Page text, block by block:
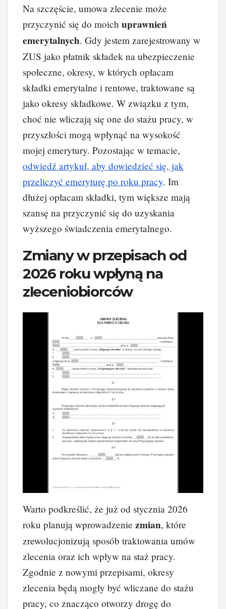
Na szczęście, umowa zlecenie może
przyczynić się do moich uprawnień
emerytalnych. Gdy jestem zarejestrowany w
ZUS jako płatnik składek na ubezpieczenie
społeczne, okresy, w których opłacam
składki emerytalne i rentowe, traktowane są
jako okresy składkowe. W związku z tym,
choć nie wliczają się one do stażu pracy, w
przyszłości mogą wpłynąć na wysokość
mojej emerytury. Pozostając w temacie,
odwiedź artykuł, aby dowiedzieć się, jak
przeliczyć emeryturę po roku pracy. Im
dłużej opłacam składki, tym większe mają
szansę na przyczynić się do uzyskania
wyższego świadczenia emerytalnego.
Zmiany w przepisach od
2026 roku wpłyną na
zleceniobiorców
Warto podkreślić, że już od stycznia 2026
roku planują wprowadzenie zmian, które
zrewolucjonizują sposób traktowania umów
zlecenia oraz ich wpływ na staż pracy.
Zgodnie z nowymi przepisami, okresy
zlecenia będą mogły być wliczane do stażu
pracy, co znacząco otworzy drogę do